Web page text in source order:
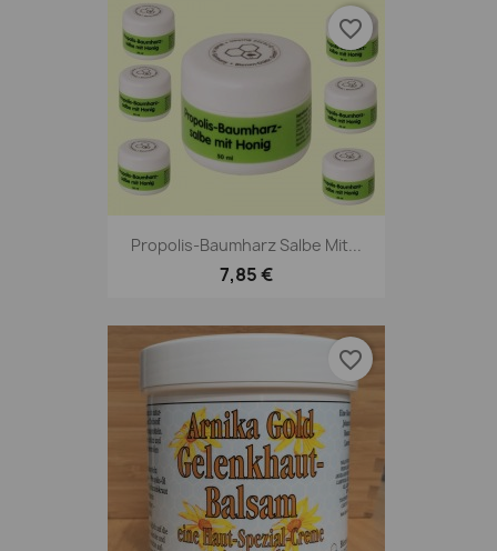
Propolis-Baumharz Salbe Mit...
7,85 €
favorite_border
favorite_border